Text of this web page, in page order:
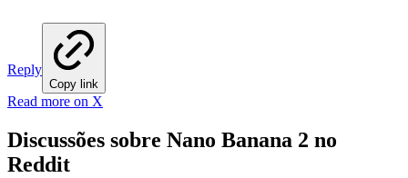
Reply
Copy link
Read more on X
Discussões sobre Nano Banana 2 no
Reddit